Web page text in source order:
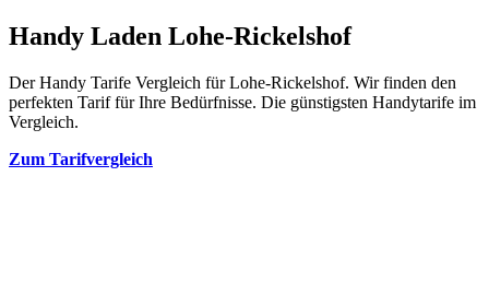
Handy Laden Lohe-Rickelshof
Der Handy Tarife Vergleich für Lohe-Rickelshof. Wir finden den
perfekten Tarif für Ihre Bedürfnisse. Die günstigsten Handytarife im
Vergleich.
Zum Tarifvergleich